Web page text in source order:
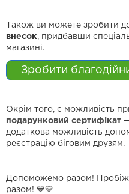
Також ви можете зробити
внесок, придбавши
магазині.
Зробити
Окрім того, є можливість
подарунковий сертифікат
додаткова можливість
реєстрацію біговим друзям.
Допоможемо разом!
разом! 💙💛